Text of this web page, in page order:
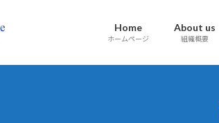
Home
ホームページ
About us
組織概要